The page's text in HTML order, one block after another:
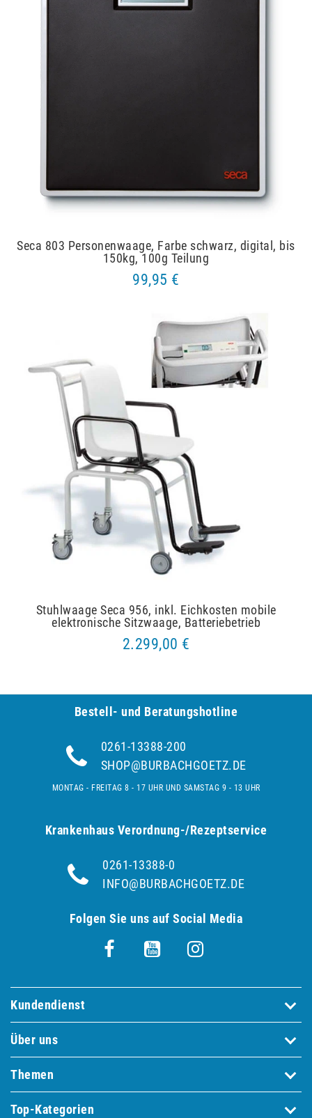
Seca 803 Personenwaage, Farbe schwarz, digital, bis
150kg, 100g Teilung
99,95 €
Stuhlwaage Seca 956, inkl. Eichkosten mobile
elektronische Sitzwaage, Batteriebetrieb
2.299,00 €
Bestell- und Be­ra­tungs­hot­line
0261-13388-200
SHOP@BURBACHGOETZ.DE
MONTAG - FREITAG 8 - 17 UHR UND SAMSTAG 9 - 13 UHR
Krankenhaus Verordnung-/Rezeptservice
0261-13388-0
INFO@BURBACHGOETZ.DE
Folgen Sie uns auf Social Media
Kundendienst
Über uns
Themen
Top-Kategorien